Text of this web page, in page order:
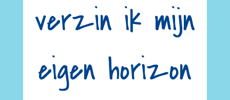
verzin ik mijn
eigen horizon